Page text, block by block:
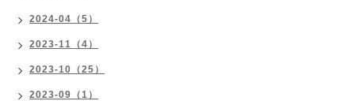
2024-04（5）
2023-11（4）
2023-10（25）
2023-09（1）